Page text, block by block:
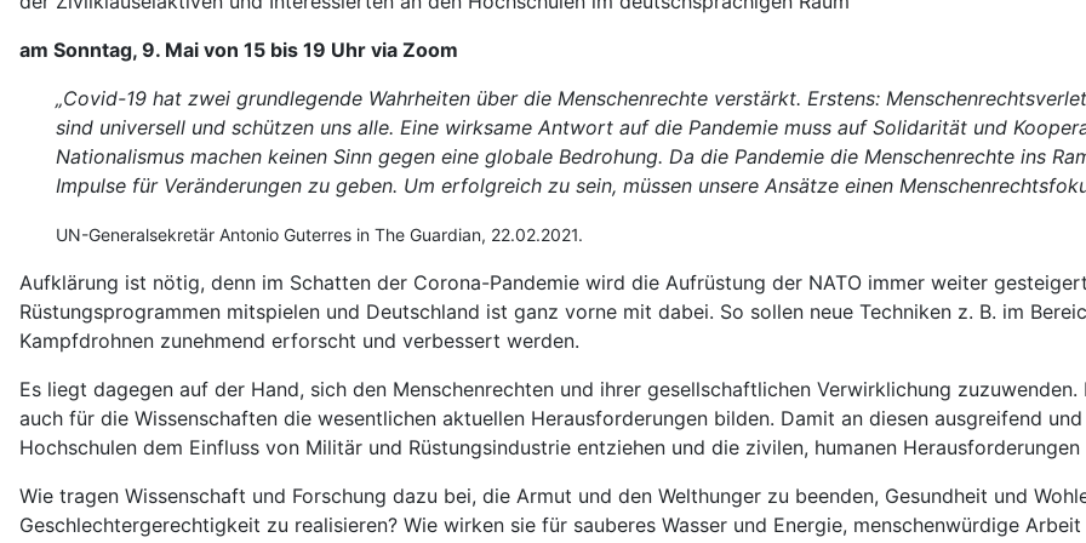
am Sonntag, 9. Mai von 15 bis 19 Uhr via Zoom
„Covid-19 hat zwei grundlegende Wahrheiten über die Menschenrechte verstärkt. Erstens:
sind universell und schützen uns alle. Eine wirksame Antwort auf die Pandemie muss auf Solidarität und
Nationalismus machen keinen Sinn gegen eine globale Bedrohung. Da die Pandemie die Menschenrechte ins
Impulse für Veränderungen zu geben. Um erfolgreich zu sein, müssen unsere Ansätze einen
UN-Generalsekretär Antonio Guterres in The Guardian, 22.02.2021.
Aufklärung ist nötig, denn im Schatten der Corona-Pandemie wird die Aufrüstung der NATO immer weiter
Rüstungsprogrammen mitspielen und Deutschland ist ganz vorne mit dabei. So sollen neue Techniken z. B. im
Kampfdrohnen zunehmend erforscht und verbessert werden.
Es liegt dagegen auf der Hand, sich den Menschenrechten und ihrer gesellschaftlichen Verwirklichung
auch für die Wissenschaften die wesentlichen aktuellen Herausforderungen bilden. Damit an diesen ausgreifend
Hochschulen dem Einfluss von Militär und Rüstungsindustrie entziehen und die zivilen, humanen
Wie tragen Wissenschaft und Forschung dazu bei, die Armut und den Welthunger zu beenden, Gesundheit und
Geschlechtergerechtigkeit zu realisieren? Wie wirken sie für sauberes Wasser und Energie, menschenwürdige